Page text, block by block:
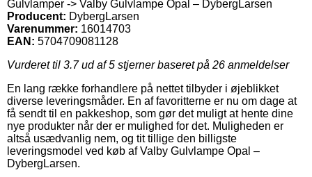
Gulvlamper -> Valby Gulvlampe Opal – DybergLarsen
Producent: DybergLarsen
Varenummer: 16014703
EAN: 5704709081128
Vurderet til 3.7ud af 5 stjerner baseret på 26 anmeldelser
En lang række forhandlere på nettet tilbyder i øjeblikket
diverse leveringsmåder. En af favoritterne er nu om dage at
få sendt til en pakkeshop, som gør det muligt at hente dine
nye produkter når der er mulighed for det. Muligheden er
altså usædvanlig nem, og tit tillige den billigste
leveringsmodel ved køb af Valby Gulvlampe Opal –
DybergLarsen.